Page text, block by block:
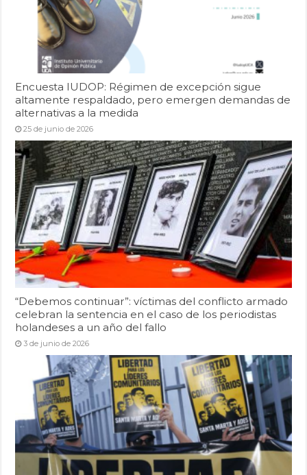
Encuesta IUDOP: Régimen de excepción sigue
altamente respaldado, pero emergen demandas de
alternativas a la medida
25 de junio de 2026
“Debemos continuar”: víctimas del conflicto armado
celebran la sentencia en el caso de los periodistas
holandeses a un año del fallo
3 de junio de 2026